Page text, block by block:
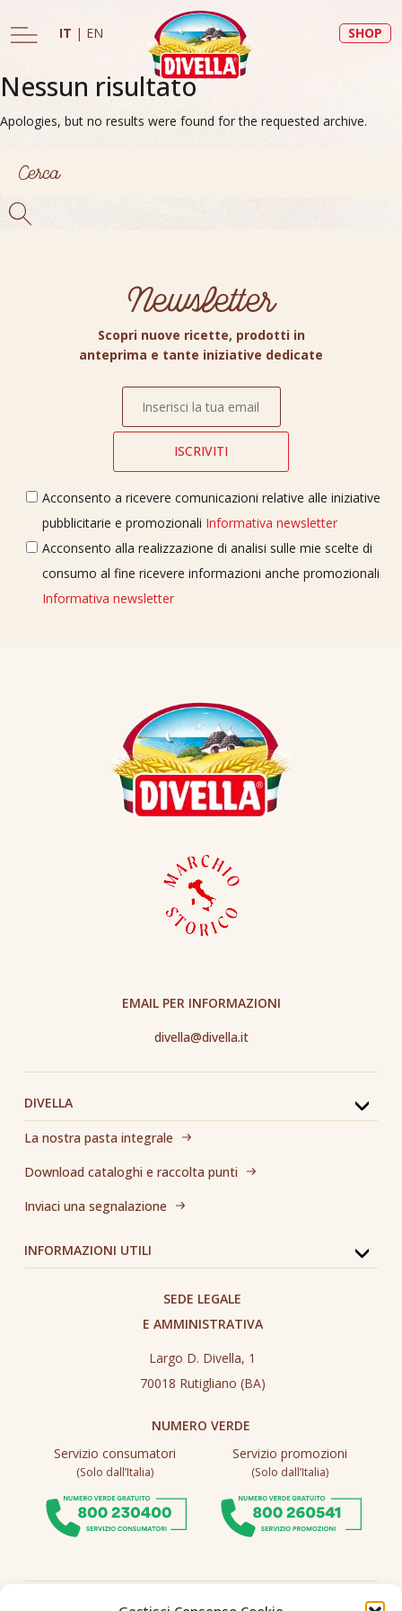
IT | EN SHOP
Nessun risultato
Apologies, but no results were found for the requested archive.
Newsletter
Scopri nuove ricette, prodotti in
anteprima e tante iniziative dedicate
Acconsento a ricevere comunicazioni relative alle iniziative
pubblicitarie e promozionali Informativa newsletter
Acconsento alla realizzazione di analisi sulle mie scelte di
consumo al fine ricevere informazioni anche promozionali
Informativa newsletter
DIVELLA
La nostra pasta integrale
Download cataloghi e raccolta punti
Inviaci una segnalazione
INFORMAZIONI UTILI
EMAIL PER INFORMAZIONI
divella@divella.it
SEDE LEGALE
E AMMINISTRATIVA
Largo D. Divella, 1
70018 Rutigliano (BA)
NUMERO VERDE
Servizio consumatori
(Solo dall’Italia)
Servizio promozioni
(Solo dall’Italia)
Seguici